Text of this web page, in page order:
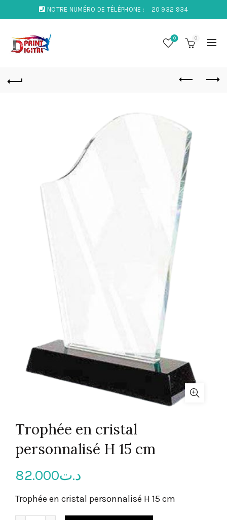
NOTRE NUMÉRO DE TÉLÉPHONE : 20 932 934
0 0
Trophée en cristal
personnalisé H 15 cm
د.ت82.000
Trophée en cristal personnalisé H 15 cm